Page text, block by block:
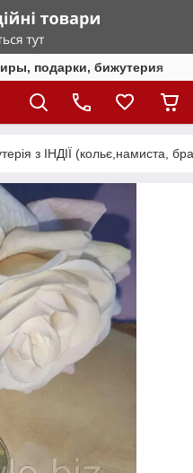
подарки, бижутерия
з ІНДІЇ (кольє,намиста,